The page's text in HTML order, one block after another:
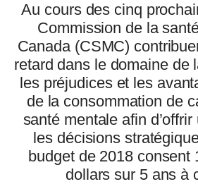
Au cours des cinq
Commission de la
Canada (CSMC)
retard dans le domaine de
les préjudices et les
de la consommation de
santé mentale afin
les décisions
budget de 2018 consent
dollars sur 5 ans à